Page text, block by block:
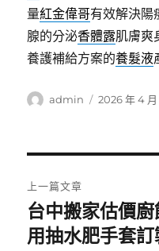
量紅金偉哥有效解決陽
腺的分泌香體露肌膚爽
養護補給方案的養髮液
作
admin
發
2026 年 4 月
章
導
上一篇文章
上
一
台中搬家估價
用抽水肥手套訂